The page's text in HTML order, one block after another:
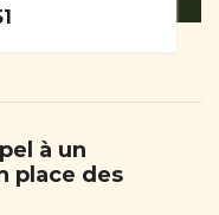
à un
place des